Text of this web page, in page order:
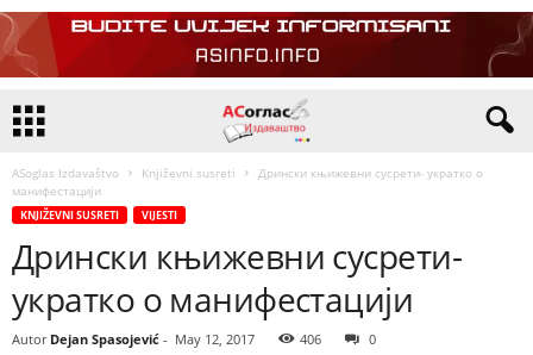
ASoglas Izdavaštvo Književni susreti
Дрински књижевни сусрети- укратко о
манифестацији
KNJIŽEVNI SUSRETI VIJESTI
Дрински књижевни сусрети-
укратко о манифестацији
Autor Dejan Spasojević - May 12, 2017 406 0